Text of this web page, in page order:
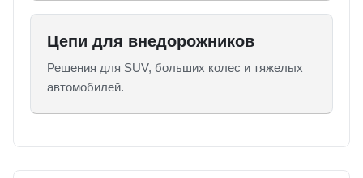
Цепи для внедорожников
Решения для SUV, больших колес и тяжелых
автомобилей.